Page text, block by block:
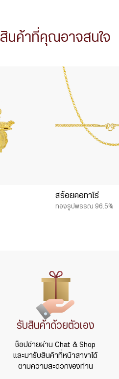
สินค้าที่คุณอาจสนใจ
สร้อยคอทาโร่
ทองรูปพรรณ 96.5%
รับสินค้าด้วยตัวเอง
ช็อปง่ายผ่าน Chat & Shop
และมารับสินค้าที่หน้าสาขาได้
ตามความสะดวกของท่าน